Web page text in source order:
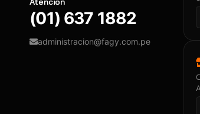
(01) 637 1882
administracion@fagy.com.pe